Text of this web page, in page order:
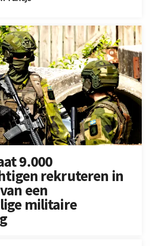
9.000
rekruteren in
een
militaire